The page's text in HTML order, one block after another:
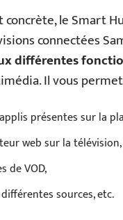
le Smart
connectées
différentes
Il vous
présentes sur la
web sur la télévision,
de VOD,
sources, etc.